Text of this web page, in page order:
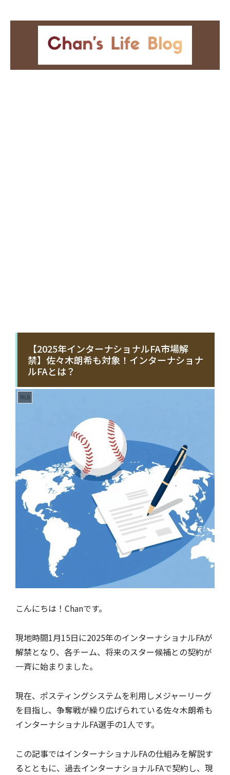
【2025年インターナショナルFA市場解
禁】佐々木朗希も対象！インターナショナ
ルFAとは？
MLB
こんにちは！Chanです。
現地時間1月15日に2025年のインターナショナルFAが
解禁となり、各チーム、将来のスター候補との契約が
一斉に始まりました。
現在、ポスティングシステムを利用しメジャーリーグ
を目指し、争奪戦が繰り広げられている佐々木朗希も
インターナショナルFA選手の1人です。
この記事ではインターナショナルFAの仕組みを解説す
るとともに、過去インターナショナルFAで契約し、現